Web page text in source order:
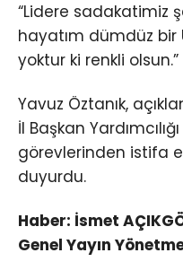
“Lidere sadakatimiz
hayatım dümdüz bir
yoktur ki renkli olsun.”
Yavuz Öztanık,
İl Başkan
görevlerinden istifa
duyurdu.
Haber: İsmet
Genel Yayın